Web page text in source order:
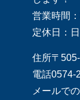
営業時間
定休日：
住所〒
電話0574-
メールで